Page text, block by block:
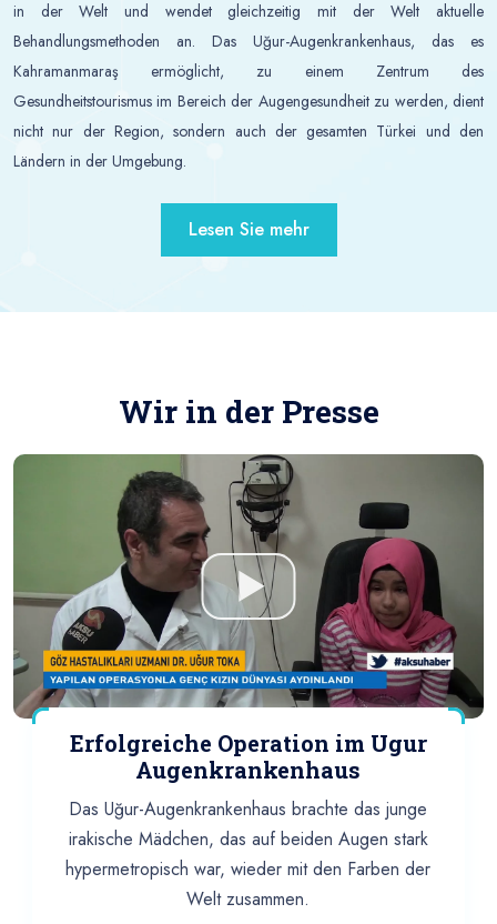
in der Welt und wendet gleichzeitig mit der Welt aktuelle
Behandlungsmethoden an. Das Uğur-Augenkrankenhaus, das es
Kahramanmaraş ermöglicht, zu einem Zentrum des
Gesundheitstourismus im Bereich der Augengesundheit zu werden, dient
nicht nur der Region, sondern auch der gesamten Türkei und den
Ländern in der Umgebung.
Lesen Sie mehr
Wir in der Presse
Erfolgreiche Operation im Ugur
Augenkrankenhaus
Das Uğur-Augenkrankenhaus brachte das junge
irakische Mädchen, das auf beiden Augen stark
hypermetropisch war, wieder mit den Farben der
Welt zusammen.